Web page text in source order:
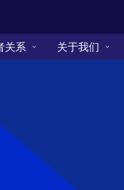
关系 关于我们